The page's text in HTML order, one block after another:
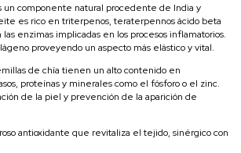
componente natural procedente de India y
es rico en triterpenos, teraterpennos ácido beta
enzimas implicadas en los procesos inflamatorios.
proveyendo un aspecto más elástico y vital.
de chía tienen un alto contenido en
proteínas y minerales como el fósforo o el zinc.
de la piel y prevención de la aparición de
antioxidante que revitaliza el tejido, sinérgico con